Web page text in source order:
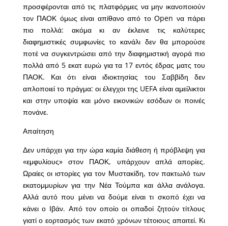
προσφέρονται από τις πλατφόρμες να μην ικανοποιούν
τον ΠΑΟΚ όμως είναι απίθανο από το Οpen να πάρει
πιο πολλά: ακόμα κι αν έκλεινε τις καλύτερες
διαφημιστικές συμφωνίες το κανάλι δεν θα μπορούσε
ποτέ να συγκεντρώσει από την διαφημιστική αγορά πιο
πολλά από 5 εκατ ευρώ για τα 17 εντός έδρας ματς του
ΠΑΟΚ. Και ότι είναι ιδιοκτησίας του Σαββίδη δεν
απλοποιεί το πράγμα: οι έλεγχοι της UEFA είναι αμείλικτοι
και στην υποψία και μόνο εικονικών εσόδων οι ποινές
πονάνε.
Απαίτηση
Δεν υπάρχει για την ώρα καμία διάθεση ή πρόβλεψη για
«εμφυλίους» στον ΠΑΟΚ, υπάρχουν απλά απορίες.
Ωραίες οι ιστορίες για τον Μυστακίδη, τον πακτωλό των
εκατομμυρίων για την Νέα Τούμπα και άλλα ανάλογα.
Αλλά αυτό που μένει να δούμε είναι τι σκοπό έχει να
κάνει ο Ιβάν. Από τον οποίο οι οπαδοί ζητούν τίτλους
γιατί ο εορτασμός των εκατό χρόνων τέτοιους απαιτεί. Κι